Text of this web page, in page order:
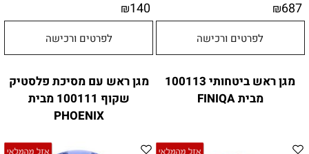
₪687
לפרטים ורכישה
₪140
לפרטים ורכישה
מגן ראש ביטחותי 100113
מבית FINIQA
מגן ראש עם מסיכת פלסטיק
שקוף 100111 מבית
PHOENIX